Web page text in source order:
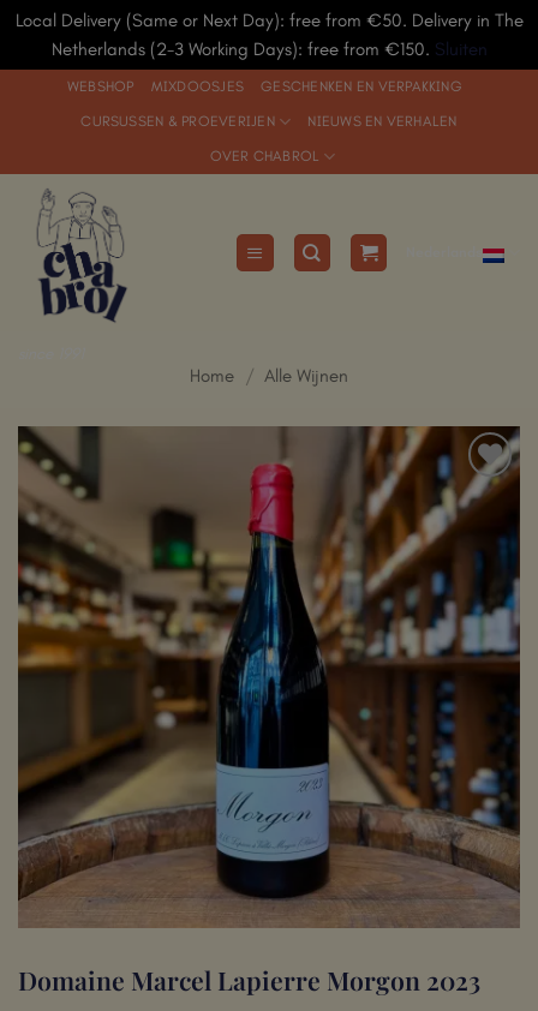
Local Delivery (Same or Next Day): free from €50. Delivery in The
Netherlands (2-3 Working Days): free from €150. Sluiten
WEBSHOP MIXDOOSJES GESCHENKEN EN VERPAKKING
CURSUSSEN & PROEVERIJEN NIEUWS EN VERHALEN
OVER CHABROL
Home / Alle Wijnen
Add to
Wishlist
Domaine Marcel Lapierre Morgon 2023